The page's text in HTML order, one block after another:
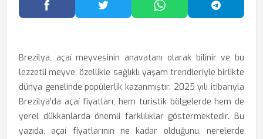
Facebook'ta PaylaşTwitter'da PaylaşWhatsApp'ta Paylaş
Brezilya, açaí meyvesinin anavatanı olarak bilinir ve bu
lezzetli meyve, özellikle sağlıklı yaşam trendleriyle birlikte
dünya genelinde popülerlik kazanmıştır. 2025 yılı itibarıyla
Brezilya'da açaí fiyatları, hem turistik bölgelerde hem de
yerel dükkanlarda önemli farklılıklar göstermektedir. Bu
yazıda, açaí fiyatlarının ne kadar olduğunu, nerelerde